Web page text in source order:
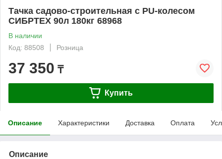
Тачка садово-строительная с PU-колесом
СИБРТЕХ 90л 180кг 68968
В наличии
Код: 88508
Розница
37 350 ₸
Купить
Описание Характеристики Доставка Оплата
Описание